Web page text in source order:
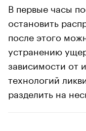
В первые часы
остановить
после этого
устранению
зависимости от
технологий
разделить на